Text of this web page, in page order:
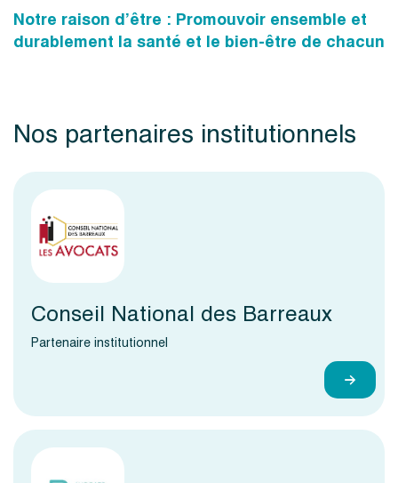
Notre raison d’être : Promouvoir ensemble et
durablement la santé et le bien-être de chacun
Nos partenaires institutionnels
Conseil National des Barreaux
Partenaire institutionnel